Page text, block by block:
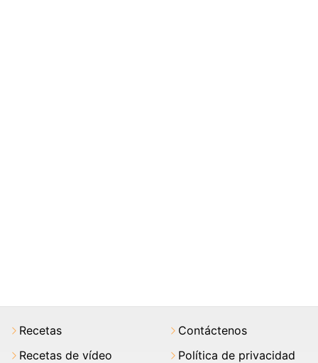
Recetas
Recetas de vídeo
Contáctenos
Política de privacidad